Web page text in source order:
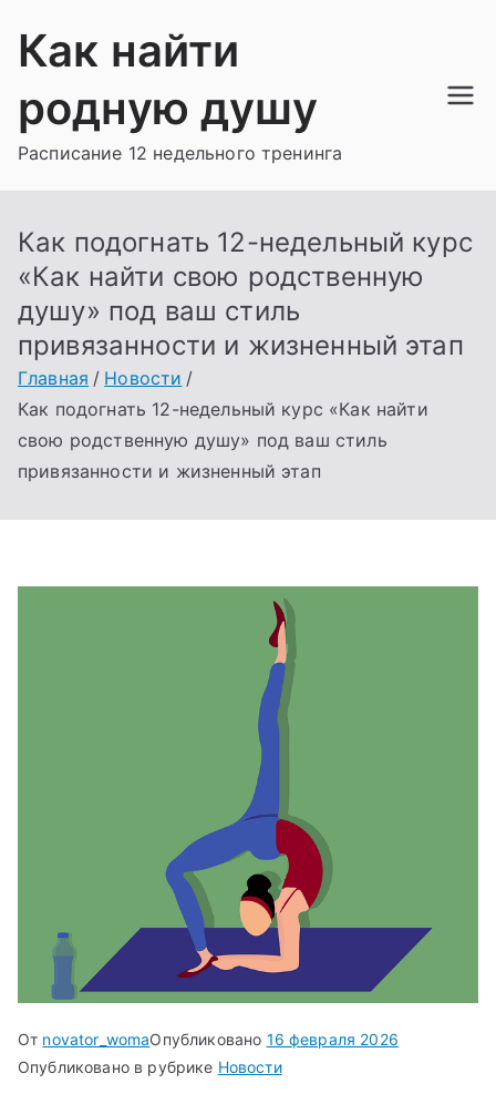
Как найти
родную душу
Расписание 12 недельного тренинга
Как подогнать 12-недельный курс
«Как найти свою родственную
душу» под ваш стиль
привязанности и жизненный этап
Главная
Новости
Как подогнать 12-недельный курс «Как найти
свою родственную душу» под ваш стиль
привязанности и жизненный этап
От novator_womaОпубликовано 16 февраля 2026
Опубликовано в рубрике Новости